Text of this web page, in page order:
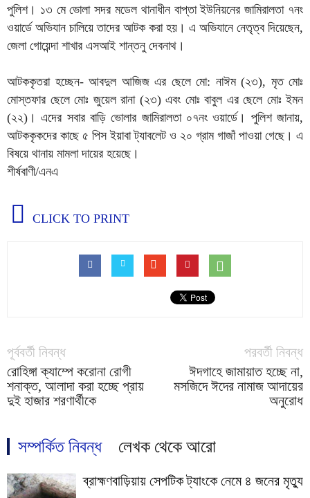
পুলিশ। ১৩ মে ভোলা সদর মডেল থানাধীন বাপ্তা ইউনিয়নের জামিরালতা ৭নং
ওয়ার্ডে অভিযান চালিয়ে তাদের আটক করা হয়। এ অভিযানে নেতৃত্ব দিয়েছেন,
জেলা গোয়েন্দা শাখার এসআই শান্তনু দেবনাথ।
আটককৃতরা হচ্ছেন- আবদুল আজিজ এর ছেলে মো: নাঈম (২৩), মৃত মোঃ
মোস্তফার ছেলে মোঃ জুয়েল রানা (২৩) এবং মোঃ বাবুল এর ছেলে মোঃ ইমন
(২২)। এদের সবার বাড়ি ভোলার জামিরালতা ০৭নং ওয়ার্ডে। পুলিশ জানায়,
আটককৃকদের কাছে ৫ পিস ইয়াবা ট্যাবলেট ও ২০ গ্রাম গাজাঁ পাওয়া গেছে। এ
বিষয়ে থানায় মামলা দায়ের হয়েছে।
শীর্ষবাণী/এনএ
CLICK TO PRINT
পূর্ববর্তী নিবন্ধ
রোহিঙ্গা ক্যাম্পে করোনা রোগী
শনাক্ত, আলাদা করা হচ্ছে প্রায়
দুই হাজার শরণার্থীকে
পরবর্তী নিবন্ধ
ঈদগাহে জামায়াত হচ্ছে না,
মসজিদে ঈদের নামাজ আদায়ের
অনুরোধ
সম্পর্কিত নিবন্ধ লেখক থেকে আরো
ব্রাহ্মণবাড়িয়ায় সেপটিক ট্যাংকে নেমে ৪ জনের মৃত্যু